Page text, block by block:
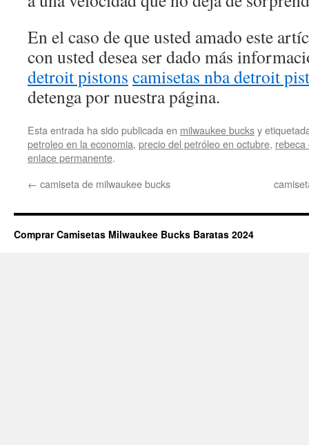
En el caso de que usted amado este
con usted desea ser dado más
detroit pistons camisetas nba detroit
detenga por nuestra página.
Esta entrada ha sido publicada en milwaukee bucksy
petroleo en la economia, precio del petróleo en octubre, rebeca
enlace permanente.
← camiseta de milwaukee bucks
Comprar Camisetas Milwaukee Bucks Baratas 2024